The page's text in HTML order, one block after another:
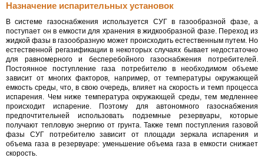
Назначение испарительных установок
В системе газоснабжения используется СУГ в газообразной фазе, а
поступает он в емкости для хранения в жидкообразной фазе. Переход из
жидкой фазы в газообразную может происходить естественным путем. Но
естественной регазификации в некоторых случаях бывает недостаточно
для равномерного и бесперебойного газоснабжения потребителей.
Постоянное поступление газа потребителю в необходимом объеме
зависит от многих факторов, например, от температуры окружающей
емкость среды, что, в свою очередь, влияет на скорость и темп процесса
испарения. Чем ниже температура окружающей среды, тем медленнее
происходит испарение. Поэтому для автономного газоснабжения
предпочтительней использовать подземные резервуары, которые
получают тепловую энергию от грунта. Также темп поступления газовой
фазы СУГ потребителю зависит от площади зеркала испарения и
объема газа в резервуаре: уменьшение объема газа в емкости снижает
скорость.